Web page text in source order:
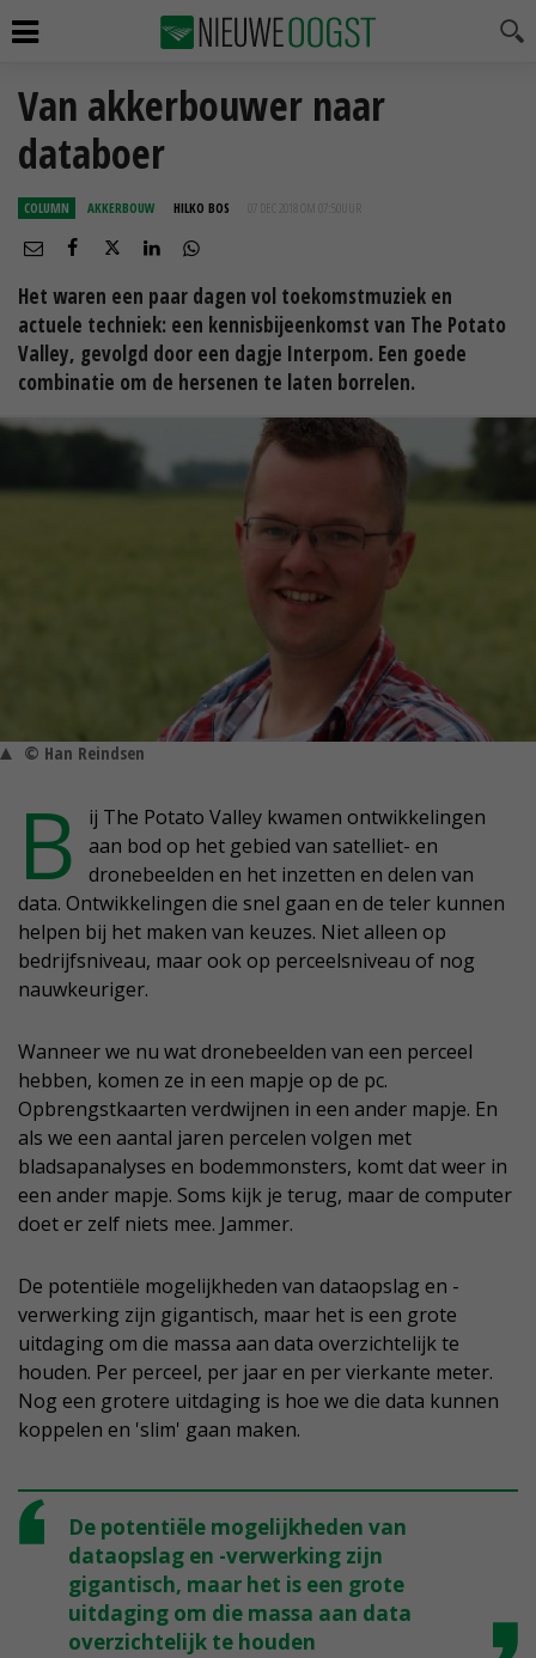
Van akkerbouwer naar
databoer
COLUMN AKKERBOUW HILKO BOS 07 DEC 2018 OM 07:50
Het waren een paar dagen vol toekomstmuziek en
actuele techniek: een kennisbijeenkomst van The Potato
Valley, gevolgd door een dagje Interpom. Een goede
combinatie om de hersenen te laten borrelen.
© Han Reindsen
B
ij The Potato Valley kwamen ontwikkelingen
aan bod op het gebied van satelliet- en
dronebeelden en het inzetten en delen van
data. Ontwikkelingen die snel gaan en de teler kunnen
helpen bij het maken van keuzes. Niet alleen op
bedrijfsniveau, maar ook op perceelsniveau of nog
nauwkeuriger.
Wanneer we nu wat dronebeelden van een perceel
hebben, komen ze in een mapje op de pc.
Opbrengstkaarten verdwijnen in een ander mapje. En
als we een aantal jaren percelen volgen met
bladsapanalyses en bodemmonsters, komt dat weer in
een ander mapje. Soms kijk je terug, maar de computer
doet er zelf niets mee. Jammer.
De potentiële mogelijkheden van dataopslag en -
verwerking zijn gigantisch, maar het is een grote
uitdaging om die massa aan data overzichtelijk te
houden. Per perceel, per jaar en per vierkante meter.
Nog een grotere uitdaging is hoe we die data kunnen
koppelen en 'slim' gaan maken.
De potentiële mogelijkheden van
dataopslag en -verwerking zijn
gigantisch, maar het is een grote
uitdaging om die massa aan data
overzichtelijk te houden